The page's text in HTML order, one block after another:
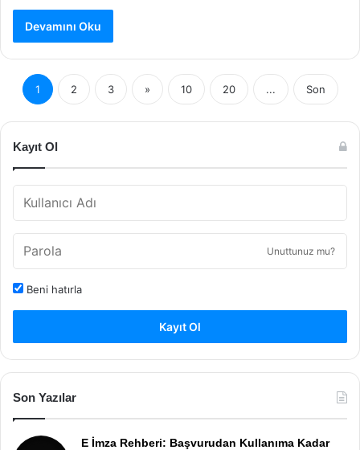
Devamını Oku
1 2 3 » 10 20 ... Son
Kayıt Ol
Unuttunuz mu?
Beni hatırla
Kayıt Ol
Son Yazılar
E İmza Rehberi: Başvurudan Kullanıma Kadar